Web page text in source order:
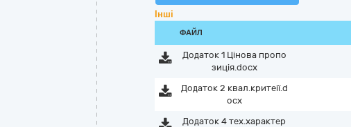
Інші
ФАЙЛ
Додаток 1 Цінова пропо
зиція.docx
Додаток 2 квал.критеії.d
ocx
Додаток 4 тех.характер